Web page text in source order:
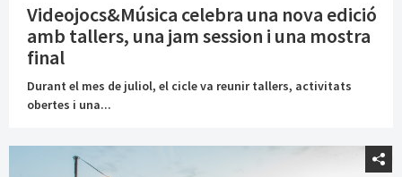
Videojocs&Música celebra una nova edició
amb tallers, una jam session i una mostra
final
Durant el mes de juliol, el cicle va reunir tallers, activitats
obertes i una...